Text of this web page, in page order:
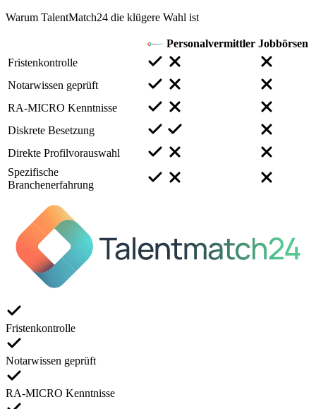
Warum TalentMatch24 die klügere Wahl ist
Personalvermittler Jobbörsen
Fristenkontrolle
Notarwissen geprüft
RA-MICRO Kenntnisse
Diskrete Besetzung
Direkte Profilvorauswahl
Spezifische
Branchenerfahrung
Fristenkontrolle
Notarwissen geprüft
RA-MICRO Kenntnisse